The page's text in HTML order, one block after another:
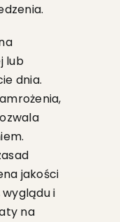
lub
dnia.
jakości
wyglądu i
na